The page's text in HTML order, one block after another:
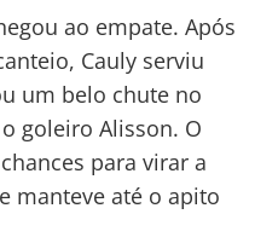
ao empate. Após
Cauly serviu
um belo chute no
goleiro Alisson. O
para virar a
manteve até o apito